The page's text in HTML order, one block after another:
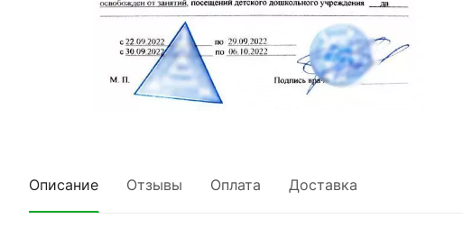
Описание Отзывы Оплата Доставка